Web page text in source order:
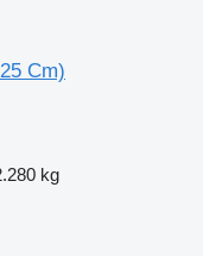
Cm)
kg